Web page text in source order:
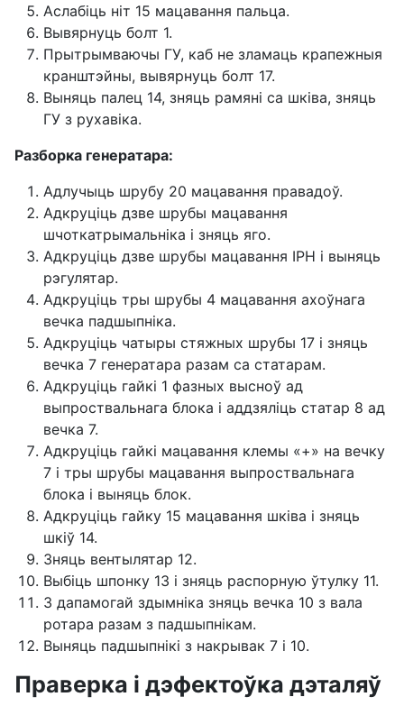
Аслабіць ніт 15 мацавання пальца.
Вывярнуць болт 1.
Прытрымваючы ГУ, каб не зламаць крапежныя
кранштэйны, вывярнуць болт 17.
Выняць палец 14, зняць рамяні са шківа, зняць
ГУ з рухавіка.
Разборка генератара:
Адлучыць шрубу 20 мацавання правадоў.
Адкруціць дзве шрубы мацавання
шчоткатрымальніка і зняць яго.
Адкруціць дзве шрубы мацавання ІРН і выняць
рэгулятар.
Адкруціць тры шрубы 4 мацавання ахоўнага
вечка падшыпніка.
Адкруціць чатыры стяжных шрубы 17 і зняць
вечка 7 генератара разам са статарам.
Адкруціць гайкі 1 фазных высноў ад
выпроствальнага блока і аддзяліць статар 8 ад
вечка 7.
Адкруціць гайкі мацавання клемы «+» на вечку
7 і тры шрубы мацавання выпроствальнага
блока і выняць блок.
Адкруціць гайку 15 мацавання шківа і зняць
шкіў 14.
Зняць вентылятар 12.
Выбіць шпонку 13 і зняць распорную ўтулку 11.
З дапамогай здымніка зняць вечка 10 з вала
ротара разам з падшыпнікам.
Выняць падшыпнікі з накрывак 7 і 10.
Праверка і дэфектоўка дэталяў